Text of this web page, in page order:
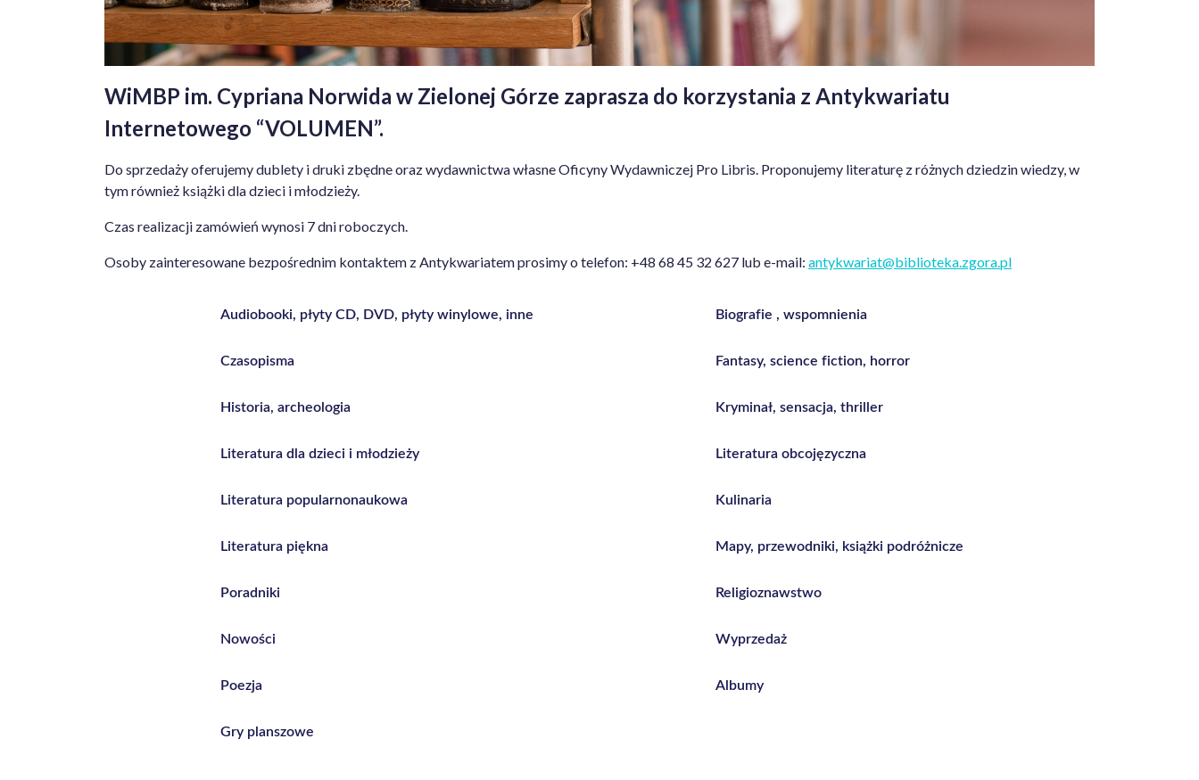
WiMBP im. Cypriana Norwida w Zielonej Górze zaprasza do korzystania z Antykwariatu
Internetowego “VOLUMEN”.
Do sprzedaży oferujemy dublety i druki zbędne oraz wydawnictwa własne Oficyny Wydawniczej Pro Libris. Proponujemy literaturę z różnych dziedzin wiedzy, w
tym również książki dla dzieci i młodzieży.
Czas realizacji zamówień wynosi 7 dni roboczych.
Osoby zainteresowane bezpośrednim kontaktem z Antykwariatem prosimy o telefon: +48 68 45 32 627 lub e-mail: antykwariat@biblioteka.zgora.pl
Audiobooki, płyty CD, DVD, płyty winylowe, inne Biografie , wspomnienia
Czasopisma Fantasy, science fiction, horror
Historia, archeologia Kryminał, sensacja, thriller
Literatura dla dzieci i młodzieży Literatura obcojęzyczna
Literatura popularnonaukowa Kulinaria
Literatura piękna Mapy, przewodniki, książki podróżnicze
Poradniki Religioznawstwo
Nowości Wyprzedaż
Poezja Albumy
Gry planszowe